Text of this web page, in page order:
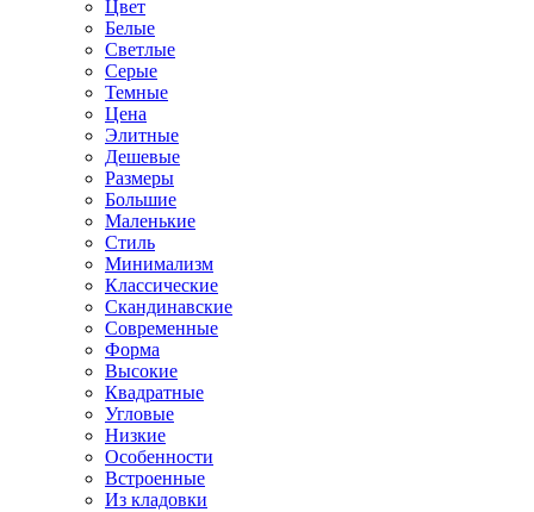
Цвет
Белые
Светлые
Серые
Темные
Цена
Элитные
Дешевые
Размеры
Большие
Маленькие
Стиль
Минимализм
Классические
Скандинавские
Современные
Форма
Высокие
Квадратные
Угловые
Низкие
Особенности
Встроенные
Из кладовки